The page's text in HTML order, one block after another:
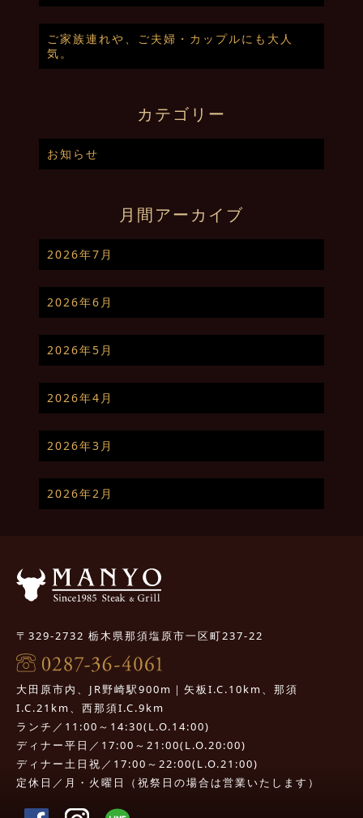
ご家族連れや、ご夫婦・カップルにも大人
気。
カテゴリー
お知らせ
月間アーカイブ
2026年7月
2026年6月
2026年5月
2026年4月
2026年3月
2026年2月
〒329-2732 栃木県那須塩原市一区町237-22
大田原市内、JR野崎駅900m｜矢板I.C.10km、那須
I.C.21km、西那須I.C.9km
ランチ／11:00～14:30(L.O.14:00)
ディナー平日／17:00～21:00(L.O.20:00)
ディナー土日祝／17:00～22:00(L.O.21:00)
定休日／月・火曜日（祝祭日の場合は営業いたします）